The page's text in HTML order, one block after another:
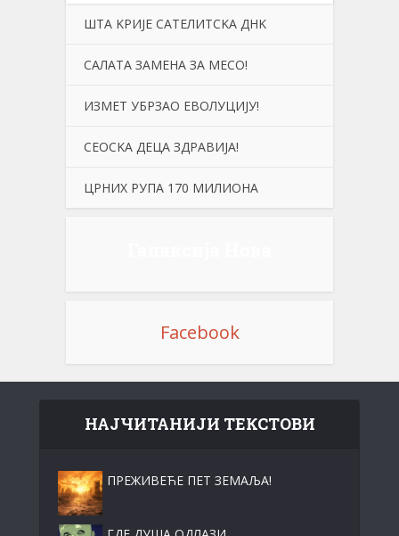
ШТА KРИЈЕ САТЕЛИТСKА ДНK
САЛАТА ЗАМЕНА ЗА МЕСО!
ИЗМЕТ УБРЗАО ЕВОЛУЦИЈУ!
СЕОСKА ДЕЦА ЗДРАВИЈА!
ЦРНИХ РУПА 170 МИЛИОНА
Facebook
НАЈЧИТАНИЈИ ТЕКСТОВИ
ПРЕЖИВЕЋЕ ПЕТ ЗЕМАЉА!